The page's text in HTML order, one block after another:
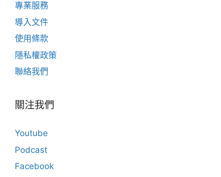
專業服務
導入文件
使用條款
隱私權政策
聯絡我們
關注我們
Youtube
Podcast
Facebook